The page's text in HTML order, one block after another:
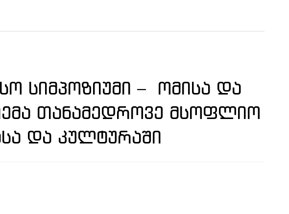
ᲡᲘᲛᲞᲝᲖᲘᲣᲛᲘ – ᲝᲛᲘᲡᲐ ᲓᲐ
ᲗᲐᲜᲐᲛᲔᲓᲠᲝᲕᲔ ᲛᲡᲝᲤᲚᲘᲝ
ᲓᲐ ᲙᲣᲚᲢᲣᲠᲐᲨᲘ